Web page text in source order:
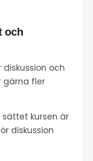
och
och
gärna fler
kursen är
diskussion